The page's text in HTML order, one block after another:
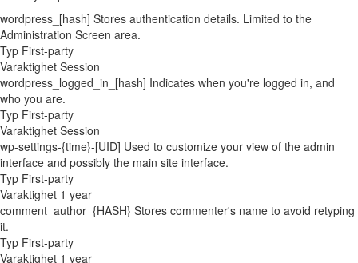
wordpress_[hash] Stores authentication details. Limited to the
Administration Screen area.
Typ First-party
Varaktighet Session
wordpress_logged_in_[hash] Indicates when you're logged in, and
who you are.
Typ First-party
Varaktighet Session
wp-settings-{time}-[UID] Used to customize your view of the admin
interface and possibly the main site interface.
Typ First-party
Varaktighet 1 year
comment_author_{HASH} Stores commenter's name to avoid retyping
it.
Typ First-party
Varaktighet 1 year